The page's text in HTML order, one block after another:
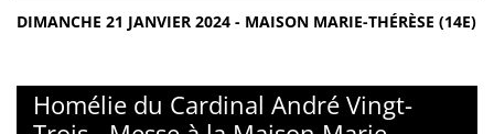
DIMANCHE 21 JANVIER 2024 - MAISON MARIE-THÉRÈSE (14E)
Homélie du Cardinal André Vingt-